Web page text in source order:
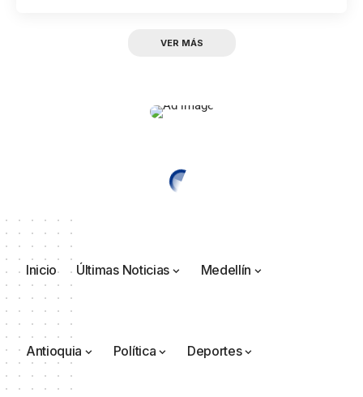
VER MÁS
Inicio Últimas Noticias Medellín
Antioquia Política Deportes